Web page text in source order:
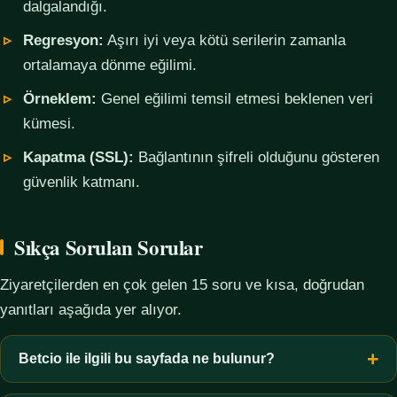
dalgalandığı.
Regresyon: Aşırı iyi veya kötü serilerin zamanla
ortalamaya dönme eğilimi.
Örneklem: Genel eğilimi temsil etmesi beklenen veri
kümesi.
Kapatma (SSL): Bağlantının şifreli olduğunu gösteren
güvenlik katmanı.
Sıkça Sorulan Sorular
Ziyaretçilerden en çok gelen 15 soru ve kısa, doğrudan
yanıtları aşağıda yer alıyor.
Betcio ile ilgili bu sayfada ne bulunur?
Bu sayfada yalnızca kavramsal bilgi, terim açıklamaları, veri